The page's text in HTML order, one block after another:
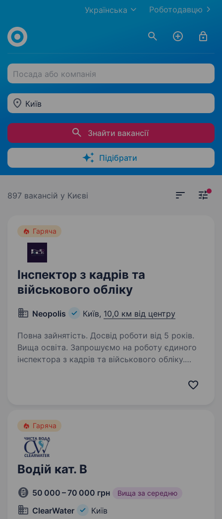
Роботодавцю
Українська
Посада або компанія
Київ
Знайти вакансії
Підібрати
897 вакансій у Києві
Гаряча
Інспектор з кадрів та
військового обліку
Neopolis Київ, 10,0 км від центру
Повна зайнятість. Досвід роботи від 5 років.
Вища освіта. Запрошуємо на роботу єдиного
інспектора з кадрів та військового обліку.
Гаряча
Водій кат. В
50 000 – 70 000 грн Вища за середню
ClearWater Київ